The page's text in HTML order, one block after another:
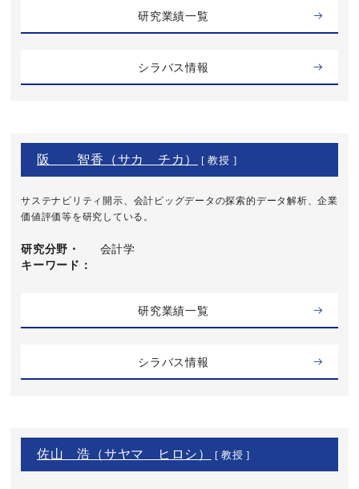
研究業績一覧
シラバス情報
阪 智香（サカ チカ） [ 教授 ]
サステナビリティ開示、会計ビッグデータの探索的データ解析、企業
価値評価等を研究している。
研究分野・
キーワード
会計学
研究業績一覧
シラバス情報
佐山 浩（サヤマ ヒロシ） [ 教授 ]